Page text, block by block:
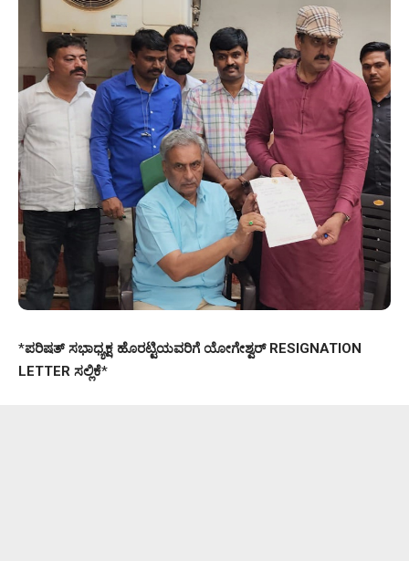
*ಪರಿಷತ್ ಸಭಾಧ್ಯಕ್ಷ ಹೊರಟ್ಟಿಯವರಿಗೆ ಯೋಗೇಶ್ವರ್ RESIGNATION
LETTER ಸಲ್ಲಿಕೆ*